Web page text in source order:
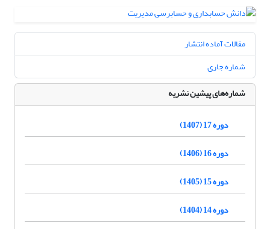
مقالات آماده انتشار
شماره جاری
شماره‌های پیشین نشریه
دوره 17 (1407)
دوره 16 (1406)
دوره 15 (1405)
دوره 14 (1404)